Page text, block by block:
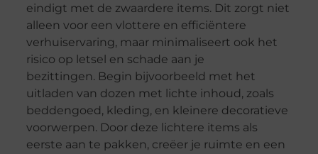
eindigt met de zwaardere items. Dit zorgt niet
alleen voor een vlottere en efficiëntere
verhuiservaring, maar minimaliseert ook het
risico op letsel en schade aan je
bezittingen. Begin bijvoorbeeld met het
uitladen van dozen met lichte inhoud, zoals
beddengoed, kleding, en kleinere decoratieve
voorwerpen. Door deze lichtere items als
eerste aan te pakken, creëer je ruimte en een